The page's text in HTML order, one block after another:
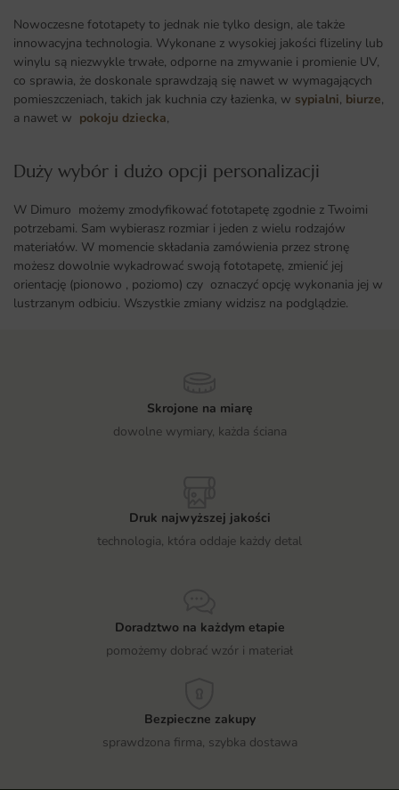
Nowoczesne fototapety to jednak nie tylko design, ale także
innowacyjna technologia. Wykonane z wysokiej jakości flizeliny lub
winylu są niezwykle trwałe, odporne na zmywanie i promienie UV,
co sprawia, że doskonale sprawdzają się nawet w wymagających
pomieszczeniach, takich jak kuchnia czy łazienka, w sypialni, biurze,
a nawet w pokoju dziecka,
Duży wybór i dużo opcji personalizacji ​
W Dimuro możemy zmodyfikować fototapetę zgodnie z Twoimi
potrzebami. Sam wybierasz rozmiar i jeden z wielu rodzajów
materiałów. W momencie składania zamówienia przez stronę
możesz dowolnie wykadrować swoją fototapetę, zmienić jej
orientację (pionowo , poziomo) czy oznaczyć opcję wykonania jej w
lustrzanym odbiciu. Wszystkie zmiany widzisz na podglądzie.
Skrojone na miarę
dowolne wymiary, każda ściana
Druk najwyższej jakości
technologia, która oddaje każdy detal
Doradztwo na każdym etapie
pomożemy dobrać wzór i materiał
Bezpieczne zakupy
sprawdzona firma, szybka dostawa